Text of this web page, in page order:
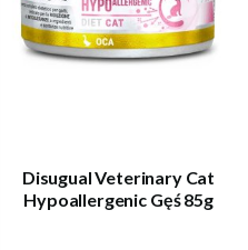
Disugual Veterinary Cat
Hypoallergenic Gęś 85g